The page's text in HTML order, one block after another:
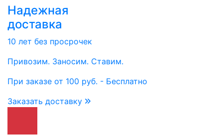
Надежная
доставка
10 лет без просрочек
Привозим. Заносим. Ставим.
При заказе от 100 руб. - Бесплатно
Заказать доставку